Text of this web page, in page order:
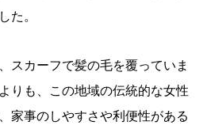
た。
スカーフで髪の毛を覆っていま
りも、この地域の伝統的な女性
家事のしやすさや利便性がある